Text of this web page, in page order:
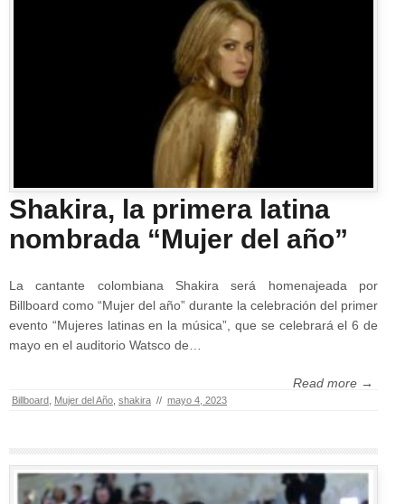
Shakira, la primera latina
nombrada “Mujer del año”
La cantante colombiana Shakira será homenajeada por
Billboard como “Mujer del año” durante la celebración del primer
evento “Mujeres latinas en la música”, que se celebrará el 6 de
mayo en el auditorio Watsco de…
Read more →
Billboard Mujer del Año shakira // mayo 4, 2023